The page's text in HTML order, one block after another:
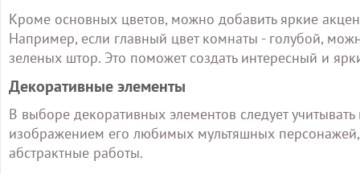
Кроме основных цветов, можно добавить яркие
Например, если главный цвет комнаты - голубой,
зеленых штор. Это поможет создать интересный и
Декоративные элементы
В выборе декоративных элементов следует
изображением его любимых мультяшных
абстрактные работы.